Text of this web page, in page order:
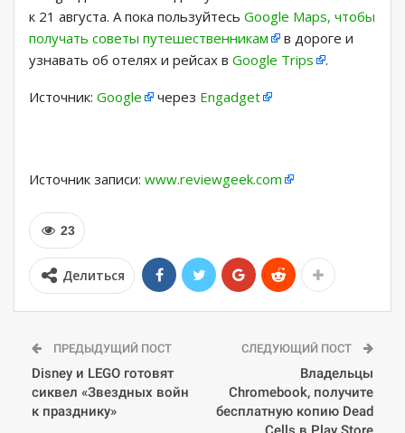
к 21 августа. А пока пользуйтесь Google Maps, чтобы
получать советы путешественникам
в дороге и
узнавать об отелях и рейсах в Google Trips .
Источник: Google через Engadget
Источник записи: www.reviewgeek.com
23
Делиться
ПРЕДЫДУЩИЙ ПОСТ
Disney и LEGO готовят
сиквел «Звездных войн
к празднику»
СЛЕДУЮЩИЙ ПОСТ
Владельцы
Chromebook, получите
бесплатную копию Dead